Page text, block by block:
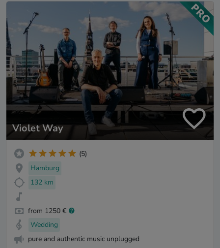
Violet Way
(5)
Hamburg
132 km
from 1250 €
Wedding
pure and authentic music unplugged